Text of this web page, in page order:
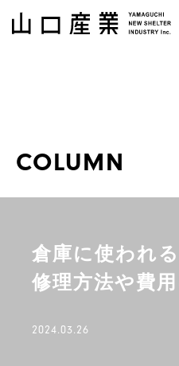
COLUMN
倉庫に使われ
修理方法や費
2024.03.26